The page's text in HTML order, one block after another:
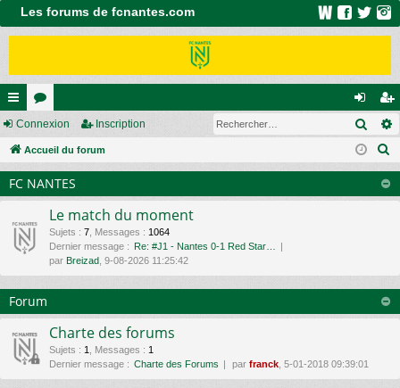
Les forums de fcnantes.com
ac
co
ur
ci
or
u
m
s
on
ne
on
ns
cri
pti
on
Connexion Inscription
Accueil du forum
FC NANTES
Le match du moment
Sujets : 7 Messages : 1064
Dernier message : Re: #J1 - Nantes 0-1 Red Star…
par Breizad , 9-08-2026 11:25:42
Forum
Charte des forums
Sujets : 1 Messages : 1
Dernier message : Charte des Forums par franck , 5-01-2018 09:39:01